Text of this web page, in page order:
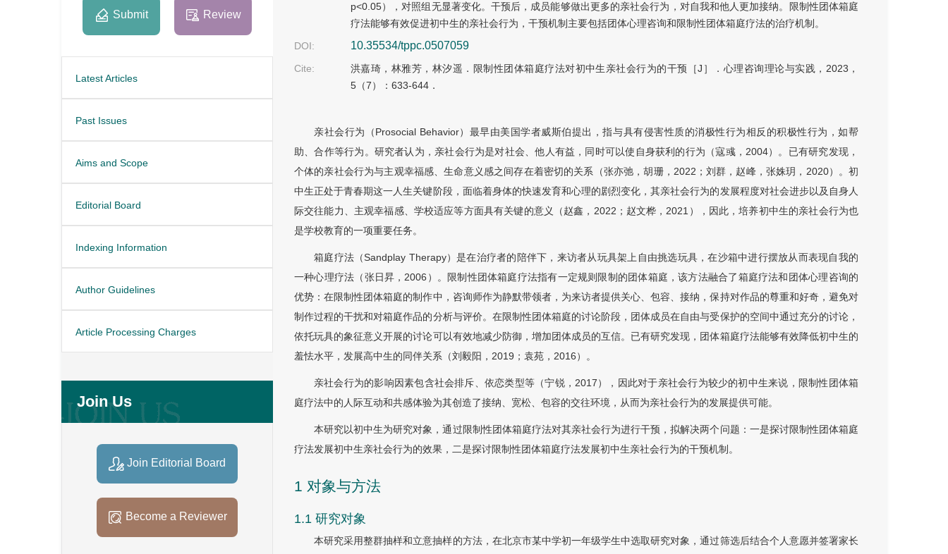
Submit Review
Latest Articles
Past Issues
Aims and Scope
Editorial Board
Indexing Information
Author Guidelines
Article Processing Charges
Join Us
Join Editorial Board
Become a Reviewer
p<0.05），对照组无显著变化。干预后，成员能够做出更多的亲社会行为，对自我和他人更加接纳。限制性团体箱庭
疗法能够有效促进初中生的亲社会行为，干预机制主要包括团体心理咨询和限制性团体箱庭疗法的治疗机制。
DOI:
10.35534/tppc.0507059
Cite:
洪嘉琦，林雅芳，林汐遥．限制性团体箱庭疗法对初中生亲社会行为的干预［J］．心理咨询理论与实践，2023，
5（7）：633-644．
亲社会行为（Prosocial Behavior）最早由美国学者威斯伯提出，指与具有侵害性质的消极性行为相反的积极性行为，如帮
助、合作等行为。研究者认为，亲社会行为是对社会、他人有益，同时可以使自身获利的行为（寇彧，2004）。已有研究发现，
个体的亲社会行为与主观幸福感、生命意义感之间存在着密切的关系（张亦弛，胡珊，2022；刘群，赵峰，张姝玥，2020）。初
中生正处于青春期这一人生关键阶段，面临着身体的快速发育和心理的剧烈变化，其亲社会行为的发展程度对社会进步以及自身人
际交往能力、主观幸福感、学校适应等方面具有关键的意义（赵鑫，2022；赵文桦，2021），因此，培养初中生的亲社会行为也
是学校教育的一项重要任务。
箱庭疗法（Sandplay Therapy）是在治疗者的陪伴下，来访者从玩具架上自由挑选玩具，在沙箱中进行摆放从而表现自我的
一种心理疗法（张日昇，2006）。限制性团体箱庭疗法指有一定规则限制的团体箱庭，该方法融合了箱庭疗法和团体心理咨询的
优势：在限制性团体箱庭的制作中，咨询师作为静默带领者，为来访者提供关心、包容、接纳，保持对作品的尊重和好奇，避免对
制作过程的干扰和对箱庭作品的分析与评价。在限制性团体箱庭的讨论阶段，团体成员在自由与受保护的空间中通过充分的讨论，
依托玩具的象征意义开展的讨论可以有效地减少防御，增加团体成员的互信。已有研究发现，团体箱庭疗法能够有效降低初中生的
羞怯水平，发展高中生的同伴关系（刘毅阳，2019；袁苑，2016）。
亲社会行为的影响因素包含社会排斥、依恋类型等（宁锐，2017），因此对于亲社会行为较少的初中生来说，限制性团体箱
庭疗法中的人际互动和共感体验为其创造了接纳、宽松、包容的交往环境，从而为亲社会行为的发展提供可能。
本研究以初中生为研究对象，通过限制性团体箱庭疗法对其亲社会行为进行干预，拟解决两个问题：一是探讨限制性团体箱庭
疗法发展初中生亲社会行为的效果，二是探讨限制性团体箱庭疗法发展初中生亲社会行为的干预机制。
1 对象与方法
1.1 研究对象
本研究采用整群抽样和立意抽样的方法，在北京市某中学初一年级学生中选取研究对象，通过筛选后结合个人意愿并签署家长